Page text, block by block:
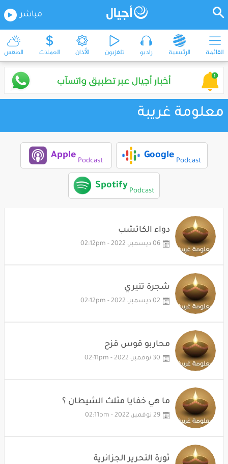
مباشر
القائمة الرئيسية راديو تلفزيون الأذان العملات الطقس
معلومة غريبة
Google
Podcast
Apple
Podcast
Spotify
Podcast
دواء الكاتشب
06 ديسمبر، 2022 - 02:12pm
شجرة تنيري
02 ديسمبر، 2022 - 02:12pm
محاربو قوس قزح
30 نوفمبر، 2022 - 02:11pm
ما هي خفايا مثلث الشيطان ؟
29 نوفمبر، 2022 - 02:11pm
ثورة التحرير الجزائرية